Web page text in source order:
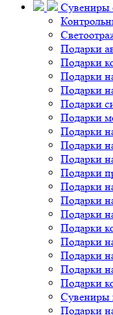
Сувениры
Подарки
Подарки
Подарки
Подарки
Подарки
Подарки
Подарки
Подарки
Подарки
Подарки
Подарки
Подарки
Подарки
Подарки
Подарки
Подарки
Подарки
Подарки
Сувениры
Подарки